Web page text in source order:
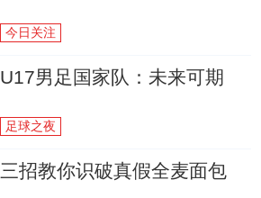
今日关注
U17男足国家队：未来可期
足球之夜
三招教你识破真假全麦面包